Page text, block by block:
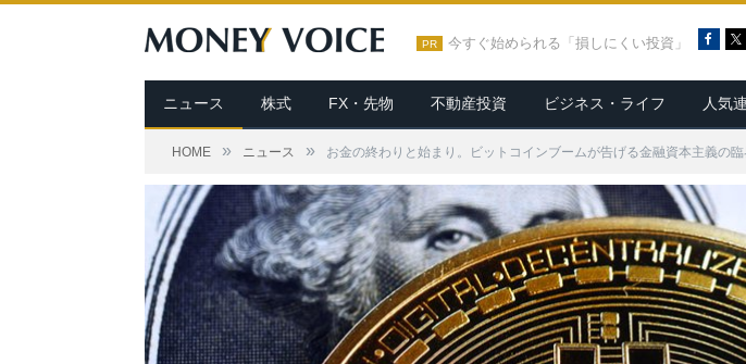
PR 今すぐ始められる「損しにくい投資」
c
e
b
o
ニュース 株式 FX・先物 不動産投資 ビジネス・ライフ 人気
HOME » ニュース » お金の終わりと始まり。ビットコインブームが告げる金融資本主義の